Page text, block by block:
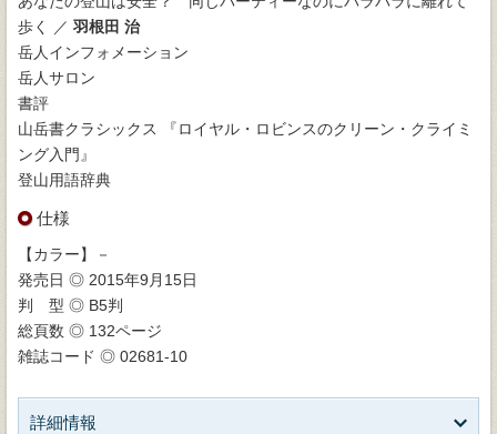
歩く ／ 羽根田 治
岳人インフォメーション
岳人サロン
書評
山岳書クラシックス 『ロイヤル・ロビンスのクリーン・クライミ
ング入門』
登山用語辞典
仕様
【カラー】－
発売日 ◎ 2015年9月15日
判 型 ◎ B5判
総頁数 ◎ 132ページ
雑誌コード ◎ 02681-10
詳細情報